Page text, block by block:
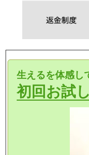
生えるを体感し
初回お試